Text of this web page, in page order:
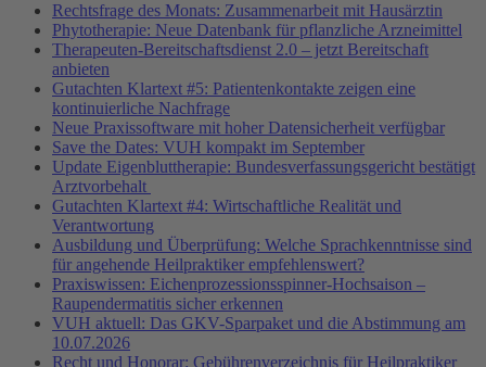
Rechtsfrage des Monats: Zusammenarbeit mit Hausärztin
Phytotherapie: Neue Datenbank für pflanzliche Arzneimittel
Therapeuten-Bereitschaftsdienst 2.0 – jetzt Bereitschaft
anbieten
Gutachten Klartext #5: Patientenkontakte zeigen eine
kontinuierliche Nachfrage
Neue Praxissoftware mit hoher Datensicherheit verfügbar
Save the Dates: VUH kompakt im September
Update Eigenbluttherapie: Bundesverfassungsgericht bestätigt
Arztvorbehalt
Gutachten Klartext #4: Wirtschaftliche Realität und
Verantwortung
Ausbildung und Überprüfung: Welche Sprachkenntnisse sind
für angehende Heilpraktiker empfehlenswert?
Praxiswissen: Eichenprozessionsspinner-Hochsaison –
Raupendermatitis sicher erkennen
VUH aktuell: Das GKV-Sparpaket und die Abstimmung am
10.07.2026
Recht und Honorar: Gebührenverzeichnis für Heilpraktiker